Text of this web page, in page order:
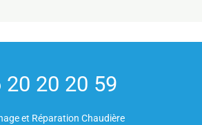
20 20 20 59
et Réparation Chaudière